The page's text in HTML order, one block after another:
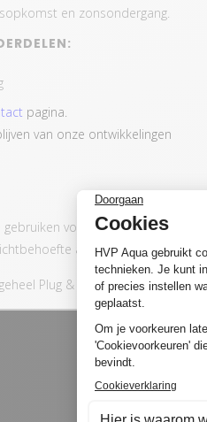
en zonsondergang.
pagina.
van onze ontwikkelingen
voor aquaria met
adviseren wij om voor
Plug & play aansluit: